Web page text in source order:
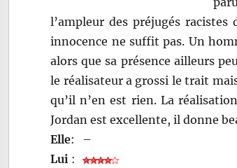
l’ampleur des préjugés
innocence ne suffit pas. Un
alors que sa présence ailleurs
le réalisateur a grossi le trait
qu’il n’en est rien. La
Jordan est excellente, il donne
Elle:
–
Lui :